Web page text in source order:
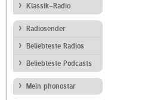
Klassik-Radio
Radiosender
Beliebteste Radios
Beliebteste Podcasts
Mein phonostar